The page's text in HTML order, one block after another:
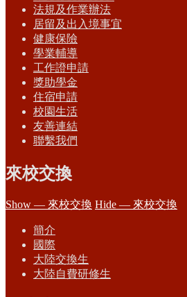
法規及作業辦法
居留及出入境事宜
健康保險
學業輔導
工作證申請
獎助學金
住宿申請
校園生活
友善連結
聯繫我們
來校交換
Show — 來校交換 Hide — 來校交換
簡介
國際
大陸交換生
大陸自費研修生